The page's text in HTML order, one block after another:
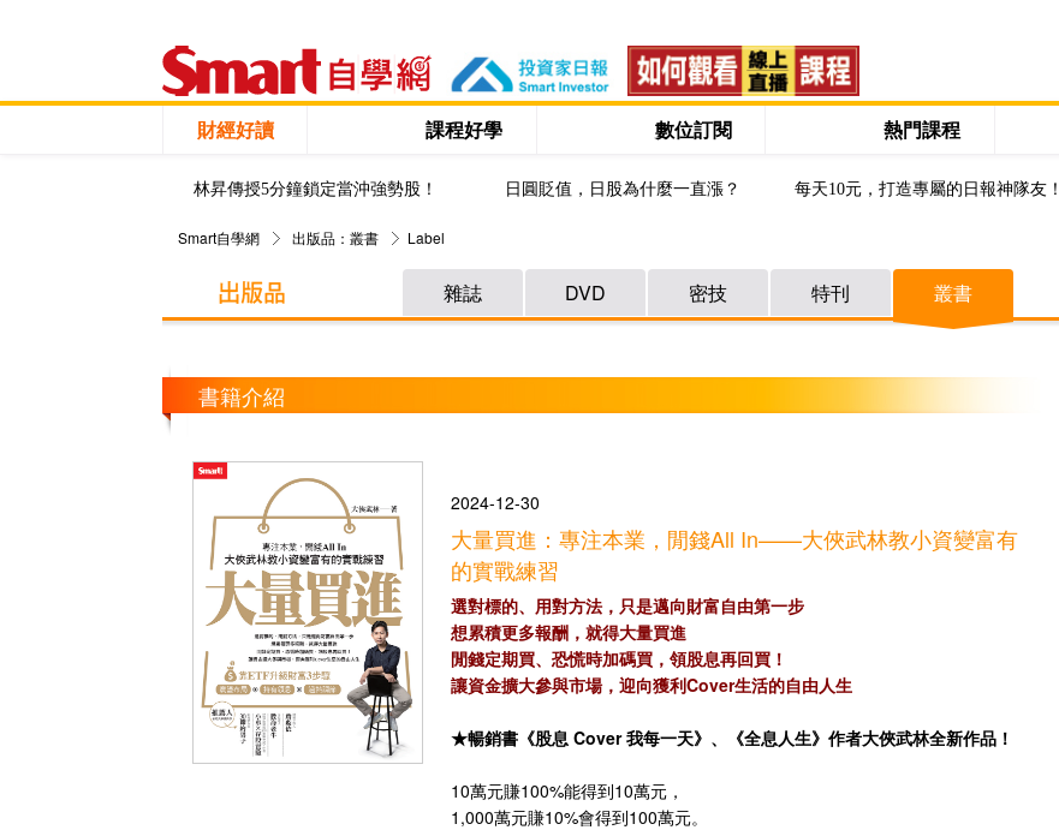
財經好讀 課程好學 數位訂閱 熱門課程
林昇傳授5分鐘鎖定當沖強勢股！ 日圓貶值，日股為什麼一直漲？ 每天10元，打造專屬的日報神隊友！
Smart自學網 出版品：叢書 Label
雜誌 DVD 密技 特刊 叢書
書籍介紹
2024-12-30
大量買進：專注本業，閒錢All In——大俠武林教小資變富有
的實戰練習
選對標的、用對方法，只是邁向財富自由第一步
想累積更多報酬，就得大量買進
閒錢定期買、恐慌時加碼買，領股息再回買！
讓資金擴大參與市場，迎向獲利Cover生活的自由人生
★暢銷書《股息 Cover 我每一天》、《全息人生》作者大俠武林全新作品！
10萬元賺100%能得到10萬元，
1,000萬元賺10%會得到100萬元。